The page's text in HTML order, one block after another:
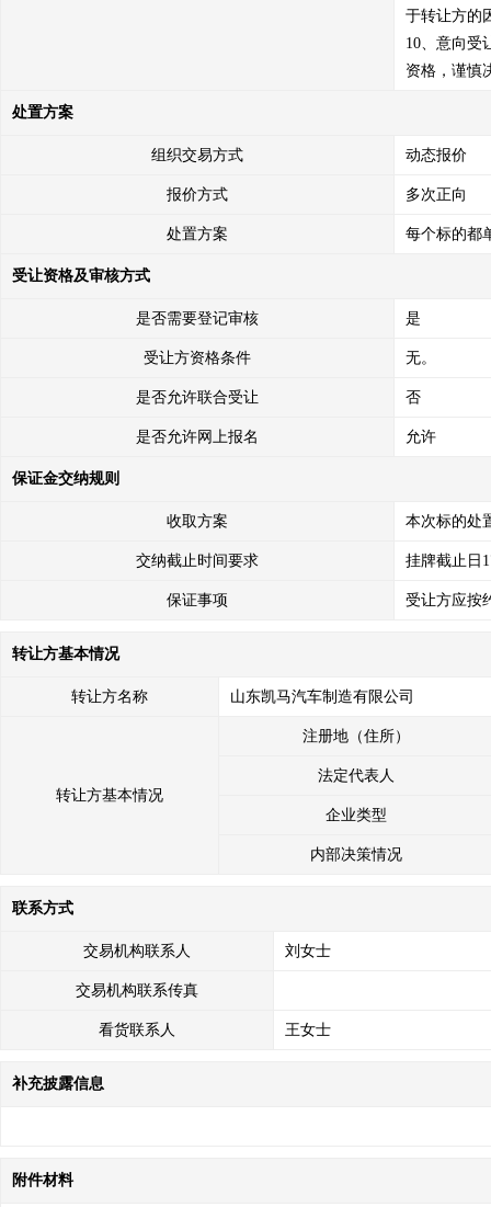
于转让方的
10、意向受
资格，谨慎
处置方案
组织交易方式 动态报价
报价方式 多次正向
处置方案 每个标的都
受让资格及审核方式
是否需要登记审核 是
受让方资格条件 无。
是否允许联合受让 否
是否允许网上报名 允许
保证金交纳规则
收取方案 本次标的处
交纳截止时间要求 挂牌截止日
保证事项 受让方应按
转让方基本情况
转让方名称 山东凯马汽车制造有限公司
转让方基本情况
注册地（住所）
法定代表人
企业类型
内部决策情况
联系方式
交易机构联系人 刘女士
交易机构联系传真
看货联系人 王女士
补充披露信息
附件材料